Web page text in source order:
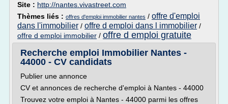
Site : http://nantes.vivastreet.com
Thèmes liés : offres d'emploi immobilier nantes / offre d'emploi
dans l'immobilier / offre d emploi dans l immobilier /
offre d emploi immobilier / offre d emploi gratuite
Recherche emploi Immobilier Nantes -
44000 - CV candidats
Publier une annonce
CV et annonces de recherche d'emploi à Nantes - 44000
Trouvez votre emploi à Nantes - 44000 parmi les offres